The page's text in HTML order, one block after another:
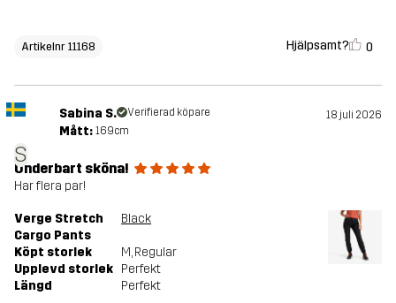
Artikelnr 11168 Hjälpsamt? 0
S
Sabina S. Verifierad köpare 18 juli 2026
Mått: 169cm
Underbart sköna!
Har flera par!
Verge Stretch
Cargo Pants
Black
Köpt storlek M, Regular
Upplevd storlek Perfekt
Längd
Perfekt